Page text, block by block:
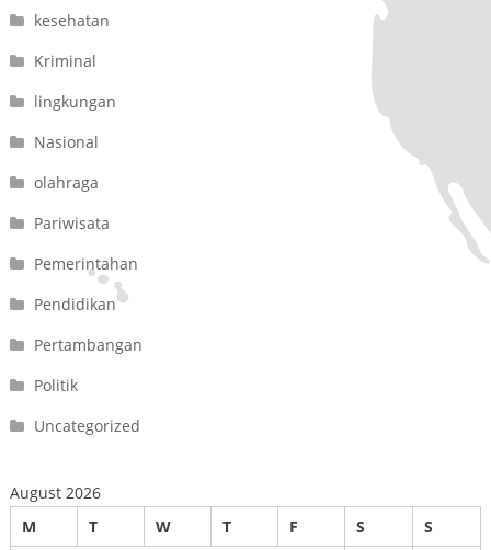
kesehatan
Kriminal
lingkungan
Nasional
olahraga
Pariwisata
Pemerintahan
Pendidikan
Pertambangan
Politik
Uncategorized
August 2026
M
T W T F S
S